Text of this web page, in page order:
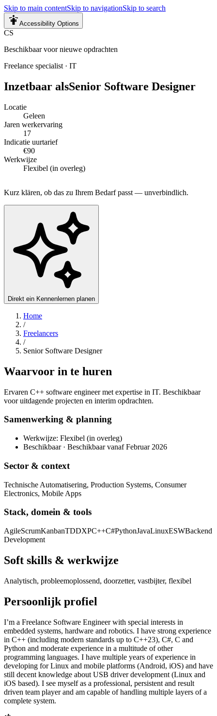
Skip to main contentSkip to navigationSkip to search
Accessibility Options
CS
Beschikbaar voor nieuwe opdrachten
Freelance specialist · IT
Inzetbaar alsSenior Software Designer
Locatie
Geleen
Jaren werkervaring
17
Indicatie uurtarief
€90
Werkwijze
Flexibel (in overleg)
Kurz klären, ob das zu Ihrem Bedarf passt — unverbindlich.
Direkt ein Kennenlernen planen
Home
/
Freelancers
/
Senior Software Designer
Waarvoor in te huren
Ervaren C++ software engineer met expertise in IT. Beschikbaar
voor uitdagende projecten en interim opdrachten.
Samenwerking & planning
Werkwijze: Flexibel (in overleg)
Beschikbaar · Beschikbaar vanaf Februar 2026
Sector & context
Technische Automatisering, Production Systems, Consumer
Electronics, Mobile Apps
Stack, domein & tools
AgileScrumKanbanTDDXPC++C#PythonJavaLinuxESWBackend
Development
Soft skills & werkwijze
Analytisch, probleemoplossend, doorzetter, vastbijter, flexibel
Persoonlijk profiel
I’m a Freelance Software Engineer with special interests in
embedded systems, hardware and robotics. I have strong experience
in C++ (including modern standards up to C++23), C#, C and
Python and moderate experience in a multitude of other
programming languages. I have multiple years of experience in
developing for Linux and mobile platforms (Android, iOS) and have
still decent knowledge about USB driver development (Linux and
iOS based). I see myself as a professional, persistent and result
driven team player and am capable of handling multiple layers of a
complete system.